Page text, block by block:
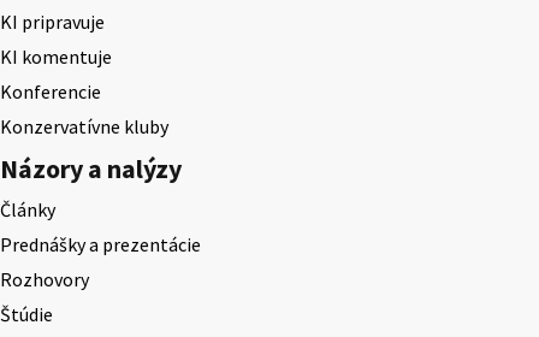
KI pripravuje
KI komentuje
Konferencie
Konzervatívne kluby
Názory a nalýzy
Články
Prednášky a prezentácie
Rozhovory
Štúdie